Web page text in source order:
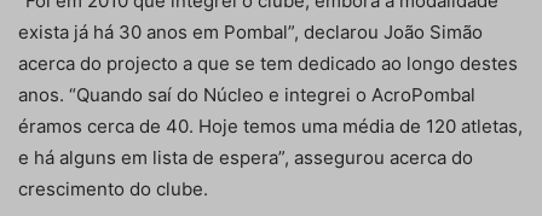
exista já há 30 anos em Pombal”, declarou João Simão
acerca do projecto a que se tem dedicado ao longo destes
anos. “Quando saí do Núcleo e integrei o AcroPombal
éramos cerca de 40. Hoje temos uma média de 120 atletas,
e há alguns em lista de espera”, assegurou acerca do
crescimento do clube.